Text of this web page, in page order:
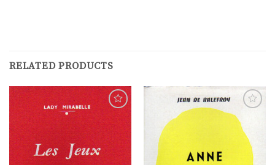
RELATED PRODUCTS
Ajouter
à la
liste de
souhaits
Ajouter
à la
liste de
souhaits